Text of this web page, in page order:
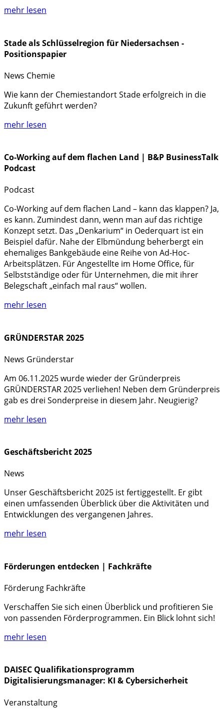
mehr lesen
Stade als Schlüsselregion für Niedersachsen -
Positionspapier
News Chemie
Wie kann der Chemiestandort Stade erfolgreich in die
Zukunft geführt werden?
mehr lesen
Co-Working auf dem flachen Land | B&P BusinessTalk
Podcast
Podcast
Co-Working auf dem flachen Land – kann das klappen? Ja,
es kann. Zumindest dann, wenn man auf das richtige
Konzept setzt. Das „Denkarium“ in Oederquart ist ein
Beispiel dafür. Nahe der Elbmündung beherbergt ein
ehemaliges Bankgebäude eine Reihe von Ad-Hoc-
Arbeitsplätzen. Für Angestellte im Home Office, für
Selbstständige oder für Unternehmen, die mit ihrer
Belegschaft „einfach mal raus“ wollen.
mehr lesen
GRÜNDERSTAR 2025
News Gründerstar
Am 06.11.2025 wurde wieder der Gründerpreis
GRÜNDERSTAR 2025 verliehen! Neben dem Gründerpreis
gab es drei Sonderpreise in diesem Jahr. Neugierig?
mehr lesen
Geschäftsbericht 2025
News
Unser Geschäftsbericht 2025 ist fertiggestellt. Er gibt
einen umfassenden Überblick über die Aktivitäten und
Entwicklungen des vergangenen Jahres.
mehr lesen
Förderungen entdecken | Fachkräfte
Förderung Fachkräfte
Verschaffen Sie sich einen Überblick und profitieren Sie
von passenden Förderprogrammen. Ein Blick lohnt sich!
mehr lesen
DAISEC Qualifikationsprogramm
Digitalisierungsmanager: KI & Cybersicherheit
Veranstaltung